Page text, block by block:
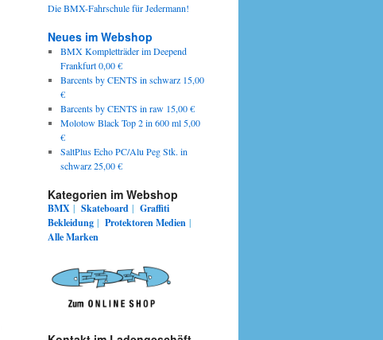
Die BMX-Fahrschule für Jedermann!
Neues im Webshop
BMX Kompletträder im Deepend
Frankfurt 0,00 €
Barcents by CENTS in schwarz 15,00
€
Barcents by CENTS in raw 15,00 €
Molotow Black Top 2 in 600 ml 5,00
€
SaltPlus Echo PC/Alu Peg Stk. in
schwarz 25,00 €
Kategorien im Webshop
BMX | Skateboard | Graffiti
Bekleidung | ProtektorenMedien |
Alle Marken